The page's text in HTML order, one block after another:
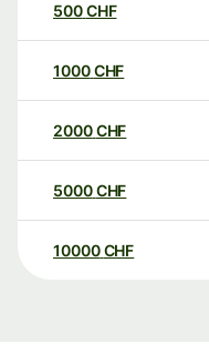
500CHF
1000CHF
2000CHF
5000CHF
10000 CHF